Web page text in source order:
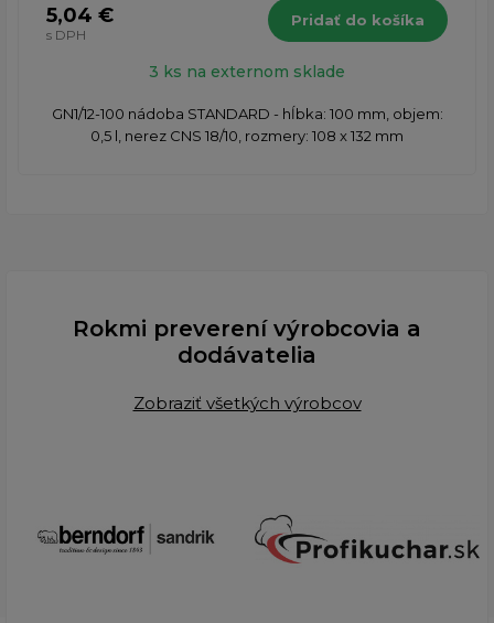
5,04 €
s DPH
Pridať do košíka
3 ks na externom sklade
GN1/12-100 nádoba STANDARD - hĺbka: 100 mm, objem:
0,5 l, nerez CNS 18/10, rozmery: 108 x 132 mm
Rokmi preverení výrobcovia a
dodávatelia
Zobraziť všetkých výrobcov